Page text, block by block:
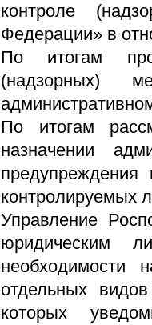
контроле
Федерации» в
По итогам
(надзорных)
По итогам
назначении
контролируемых
Управление
юридическим
необходимости
отдельных
которых